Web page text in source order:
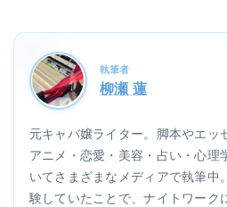
執筆者
柳瀬 蓮
元キャバ嬢ライター。脚本やエッ
アニメ・恋愛・美容・占い・心理
いてさまざまなメディアで執筆中
験していたことで、ナイトワーク